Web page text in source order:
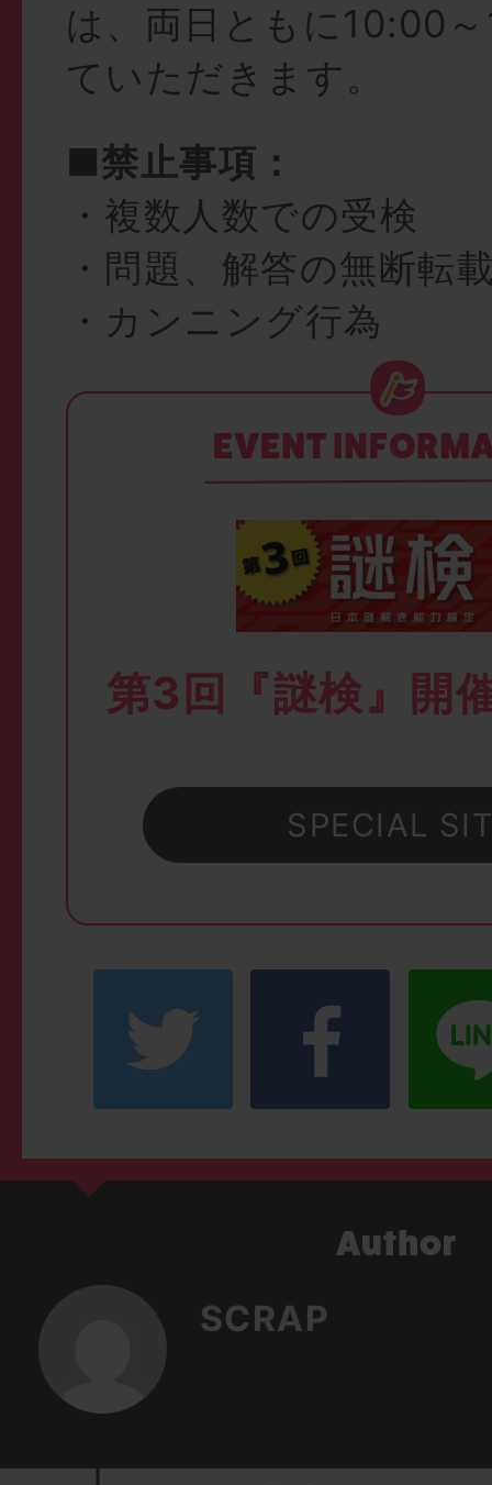
は、両日ともに10:00
ていただきます。
■禁止事項：
・複数人数での受検
・問題、解答の無断転
・カンニング行為
第3回『謎検』開
SPECIAL
SCRAP